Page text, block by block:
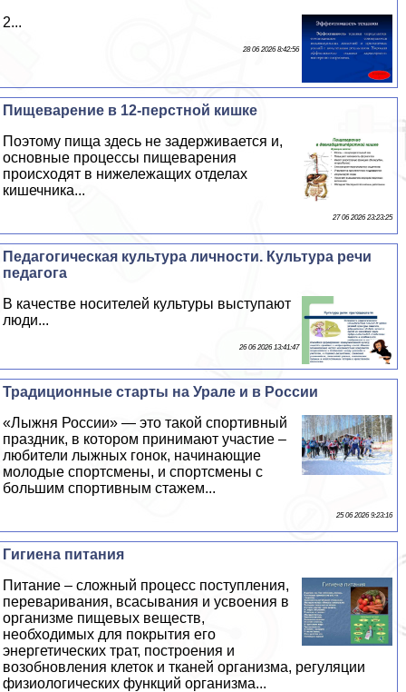
2...
28 06 2026 8:42:56
Пищеварение в 12-перстной кишке
Поэтому пища здесь не задерживается и,
основные процессы пищеварения
происходят в нижележащих отделах
кишечника...
27 06 2026 23:23:25
Педагогическая культура личности. Культура речи
педагога
В качестве носителей культуры выступают
люди...
26 06 2026 13:41:47
Традиционные старты на Урале и в России
«Лыжня России» — это такой спортивный
праздник, в котором принимают участие –
любители лыжных гонок, начинающие
молодые спортсмены, и спортсмены с
большим спортивным стажем...
25 06 2026 9:23:16
Гигиена питания
Питание – сложный процесс поступления,
переваривания, всасывания и усвоения в
организме пищевых веществ,
необходимых для покрытия его
энергетических трат, построения и
возобновления клеток и тканей организма, регуляции
физиологических функций организма...